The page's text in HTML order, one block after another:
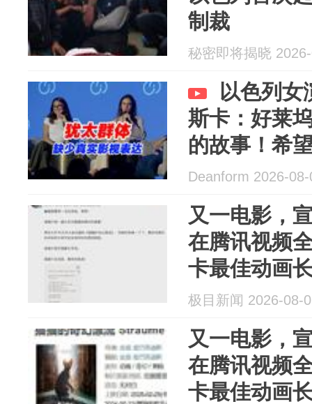
制裁
秘密即将揭晓
以色列女
斯卡：好莱
的故事！希
抗的女学生
Deanform 2026-08-
又一电影，
在腾讯视频
卡最佳动画
极目新闻 2026-08-
又一电影，
在腾讯视频
卡最佳动画